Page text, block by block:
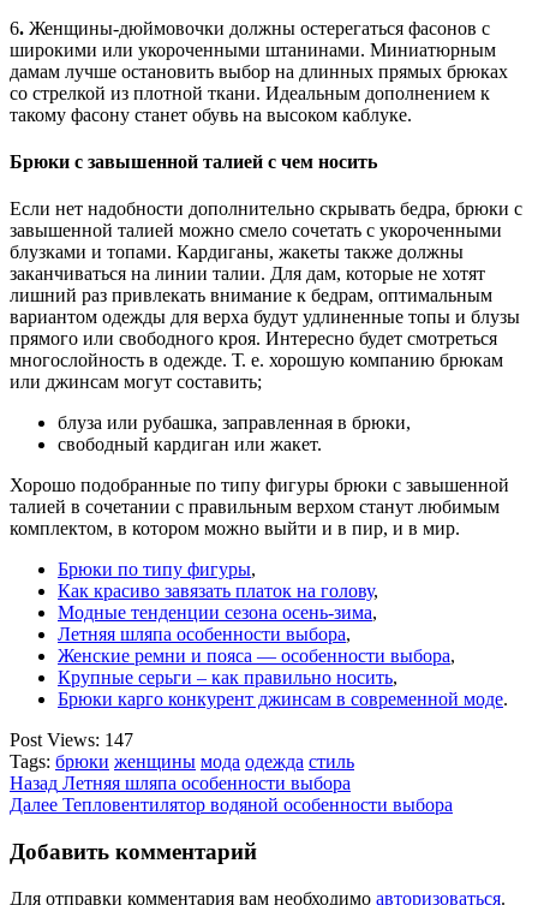
6. Женщины-дюймовочки должны остерегаться фасонов с
широкими или укороченными штанинами. Миниатюрным
дамам лучше остановить выбор на длинных прямых брюках
со стрелкой из плотной ткани. Идеальным дополнением к
такому фасону станет обувь на высоком каблуке.
Брюки с завышенной талией с чем носить
Если нет надобности дополнительно скрывать бедра, брюки с
завышенной талией можно смело сочетать с укороченными
блузками и топами. Кардиганы, жакеты также должны
заканчиваться на линии талии. Для дам, которые не хотят
лишний раз привлекать внимание к бедрам, оптимальным
вариантом одежды для верха будут удлиненные топы и блузы
прямого или свободного кроя. Интересно будет смотреться
многослойность в одежде. Т. е. хорошую компанию брюкам
или джинсам могут составить;
блуза или рубашка, заправленная в брюки,
свободный кардиган или жакет.
Хорошо подобранные по типу фигуры брюки с завышенной
талией в сочетании с правильным верхом станут любимым
комплектом, в котором можно выйти и в пир, и в мир.
Брюки по типу фигуры,
Как красиво завязать платок на голову,
Модные тенденции сезона осень-зима,
Летняя шляпа особенности выбора,
Женские ремни и пояса — особенности выбора,
Крупные серьги – как правильно носить,
Брюки карго конкурент джинсам в современной моде.
Post Views: 147
Tags: брюки женщины мода одежда стиль
Post
navigation
Назад Летняя шляпа особенности выбора
Далее Тепловентилятор водяной особенности выбора
Добавить комментарий
Для отправки комментария вам необходимо авторизоваться.